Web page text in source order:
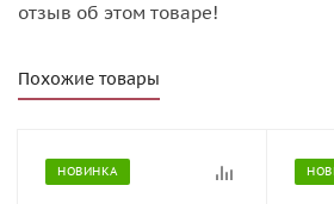
отзыв об этом товаре!
Похожие товары
НОВИНКА